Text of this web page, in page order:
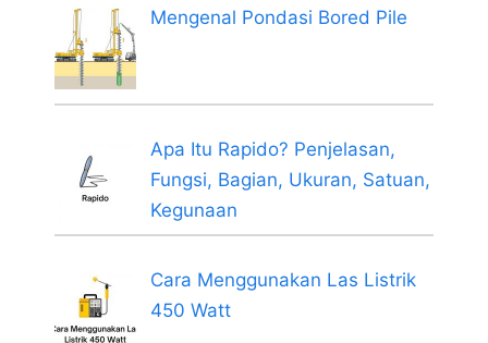
Mengenal Pondasi Bored Pile
Apa Itu Rapido? Penjelasan,
Fungsi, Bagian, Ukuran, Satuan,
Kegunaan
Cara Menggunakan Las Listrik
450 Watt